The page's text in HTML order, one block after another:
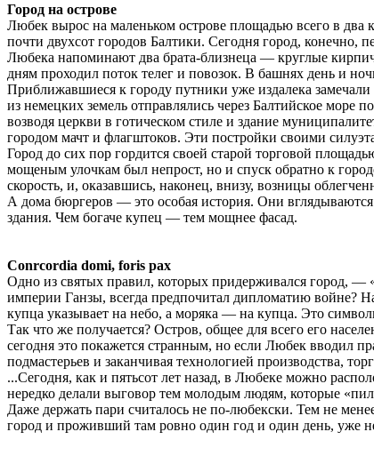
Город на острове
Любек вырос на маленьком острове площадью всего в два
почти двухсот городов Балтики. Сегодня город,
Любека напоминают два брата-близнеца — круглые
дням проходил поток телег и повозок. В башнях день и
Приближавшиеся к городу путники уже издалека
из немецких земель отправлялись через Балтийское
возводя церкви в готическом стиле и здание
городом мачт и флагштоков. Эти постройки своими
Город до сих пор гордится своей старой торговой
мощеным улочкам был непрост, но и спуск обратно к
скорость, и, оказавшись, наконец, внизу, возницы
А дома бюргеров — это особая история. Они
здания. Чем богаче купец — тем мощнее фасад.
Conrcordia domi, foris pax
Одно из святых правил, которых придерживался город, —
империи Ганзы, всегда предпочитал дипломатию войне?
купца указывает на небо, а моряка — на купца. Это
Так что же получается? Остров, общее для всего его
сегодня это покажется странным, но если Любек вводил
подмастерьев и заканчивая технологией производства,
...Сегодня, как и пятьсот лет назад, в Любеке можно
нередко делали выговор тем молодым людям, которые
Даже держать пари считалось не по-любекски. Тем не
город и проживший там ровно один год и один день, уже